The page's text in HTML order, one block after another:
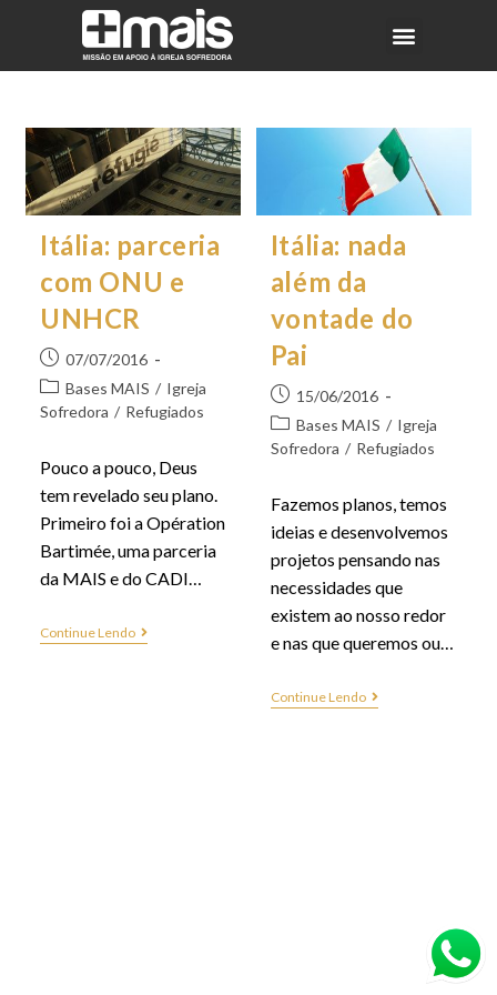
Itália: parceria
com ONU e
UNHCR
07/07/2016
Bases MAIS / Igreja
Sofredora / Refugiados
Pouco a pouco, Deus
tem revelado seu plano.
Primeiro foi a Opération
Bartimée, uma parceria
da MAIS e do CADI…
Continue Lendo
Itália: nada
além da
vontade do
Pai
15/06/2016
Bases MAIS / Igreja
Sofredora / Refugiados
Fazemos planos, temos
ideias e desenvolvemos
projetos pensando nas
necessidades que
existem ao nosso redor
e nas que queremos ou…
Continue Lendo